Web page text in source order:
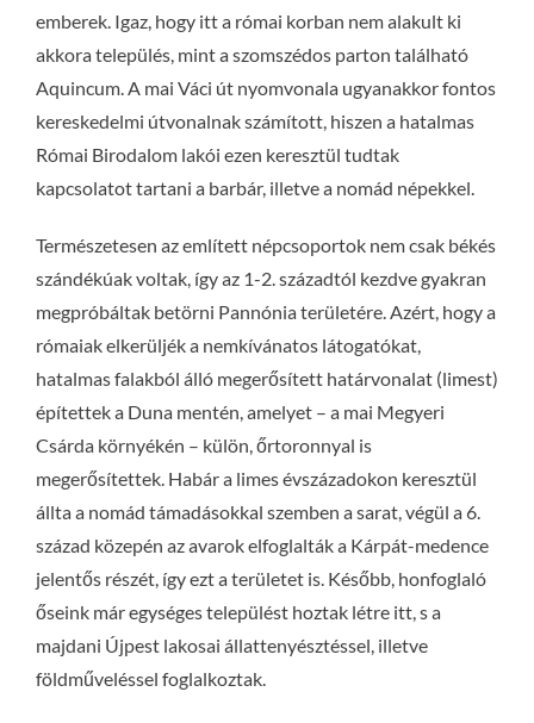
emberek. Igaz, hogy itt a római korban nem alakult ki
akkora település, mint a szomszédos parton található
Aquincum. A mai Váci út nyomvonala ugyanakkor fontos
kereskedelmi útvonalnak számított, hiszen a hatalmas
Római Birodalom lakói ezen keresztül tudtak
kapcsolatot tartani a barbár, illetve a nomád népekkel.
Természetesen az említett népcsoportok nem csak békés
szándékúak voltak, így az 1-2. századtól kezdve gyakran
megpróbáltak betörni Pannónia területére. Azért, hogy a
rómaiak elkerüljék a nemkívánatos látogatókat,
hatalmas falakból álló megerősített határvonalat (limest)
építettek a Duna mentén, amelyet – a mai Megyeri
Csárda környékén – külön, őrtoronnyal is
megerősítettek. Habár a limes évszázadokon keresztül
állta a nomád támadásokkal szemben a sarat, végül a 6.
század közepén az avarok elfoglalták a Kárpát-medence
jelentős részét, így ezt a területet is. Később, honfoglaló
őseink már egységes települést hoztak létre itt, s a
majdani Újpest lakosai állattenyésztéssel, illetve
földműveléssel foglalkoztak.